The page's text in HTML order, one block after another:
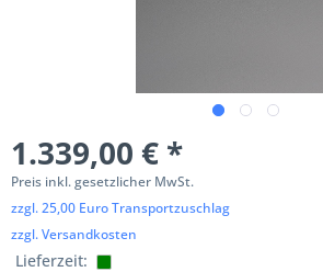
1.339,00 € *
Preis inkl. gesetzlicher MwSt.
zzgl. 25,00 Euro Transportzuschlag
zzgl. Versandkosten
Lieferzeit: